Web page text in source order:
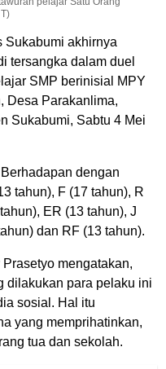
Sukabumi akhirnya
tersangka dalam duel
SMP berinisial MPY
Desa Parakanlima,
Sukabumi, Sabtu 4 Mei
dengan
tahun), F (17 tahun), R
ER (13 tahun), J
dan RF (13 tahun).
mengatakan,
dilakukan para pelaku ini
sosial. Hal itu
yang memprihatinkan,
tua dan sekolah.